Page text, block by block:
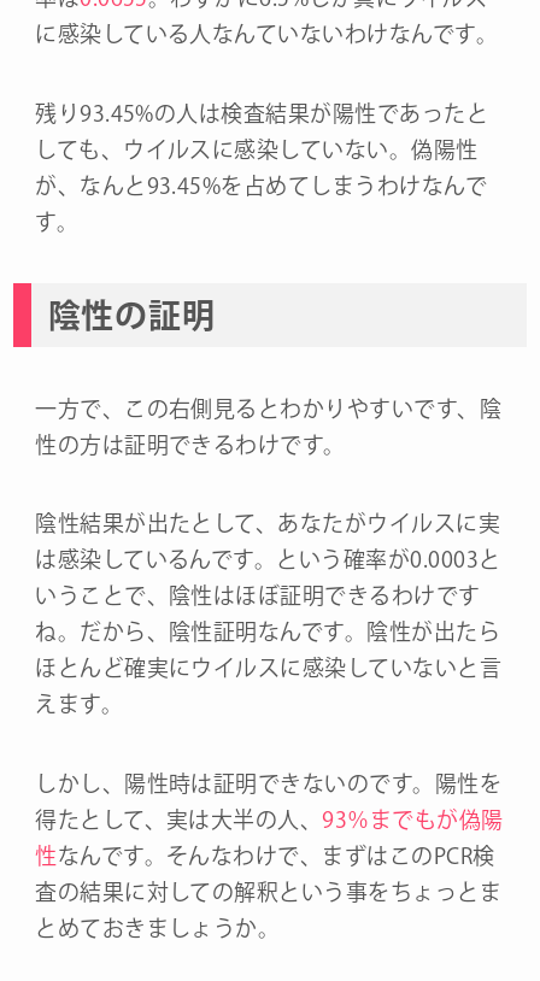
に感染している人なんていないわけなんです。
残り93.45%の人は検査結果が陽性であったと
しても、ウイルスに感染していない。偽陽性
が、なんと93.45%を占めてしまうわけなんで
す。
陰性の証明
一方で、この右側見るとわかりやすいです、陰
性の方は証明できるわけです。
陰性結果が出たとして、あなたがウイルスに実
は感染しているんです。という確率が0.0003と
いうことで、陰性はほぼ証明できるわけです
ね。だから、陰性証明なんです。陰性が出たら
ほとんど確実にウイルスに感染していないと言
えます。
しかし、陽性時は証明できないのです。陽性を
得たとして、実は大半の人、 93％までもが偽陽
性なんです。そんなわけで、まずはこのPCR検
査の結果に対しての解釈という事をちょっとま
とめておきましょうか。